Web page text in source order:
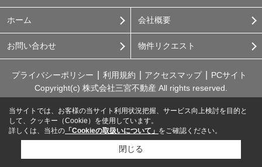
ホーム 会社概要
お問い合わせ 物件リクエスト
プライバシーポリシー 利用規約 アクセスマップ
PCサイト
Copyright(c) 株式会社三宮不動産 All rights reserved.
当サイトでは、お客様の当サイト利用状況把握、サービス向上検討を目的と
して、クッキー（Cookie）を使用しています。
詳しくは、当社の 「Cookieの取扱いについて」 をご確認ください。
閉じる